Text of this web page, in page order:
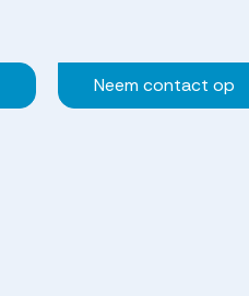
Neem contact op